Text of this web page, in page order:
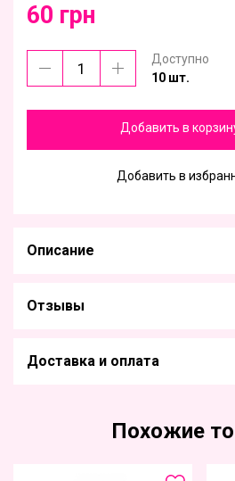
60 грн
Доступно
10 шт.
Добавить в
Добавить в
Описание
Отзывы
Доставка и оплата
Похожие